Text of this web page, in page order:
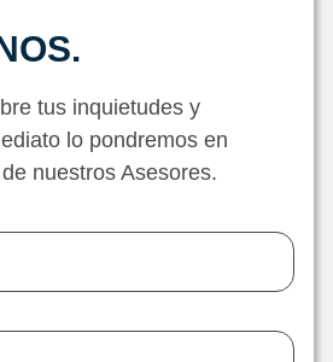
tus inquietudes y
lo pondremos en
nuestros Asesores.